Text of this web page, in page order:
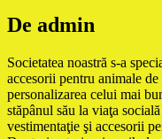
De admin
Societatea noastră s-a
accesorii pentru animale
personalizarea celui mai
stăpânul său la viaţa
vestimentaţie şi accesorii